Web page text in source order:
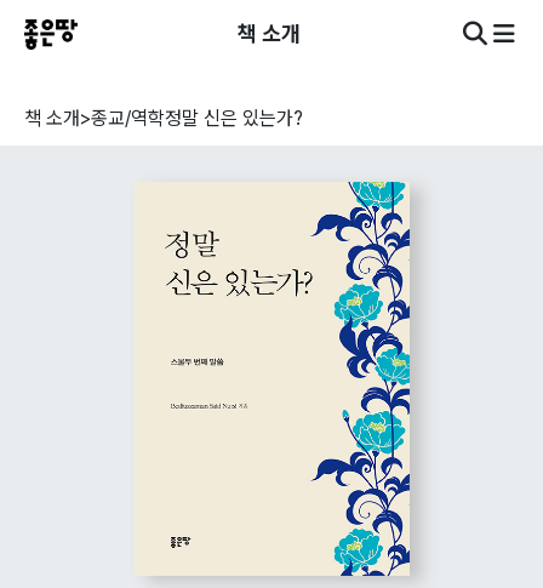
책 소개
책 소개>종교/역학정말 신은 있는가?